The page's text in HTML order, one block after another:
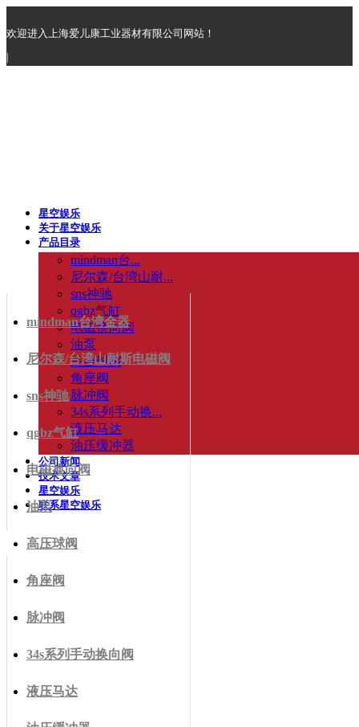
欢迎进入上海爱儿康工业器材有限公司网站！
|
星空娱乐
关于星空娱乐
产品目录
mindman台...
尼尔森/台湾山耐...
sns神驰
qgbz气缸
电磁换向阀
油泵
高压球阀
角座阀
脉冲阀
34s系列手动换...
液压马达
油压缓冲器
公司新闻
技术文章
星空娱乐
联系星空娱乐
mindman台湾金器
尼尔森/台湾山耐斯电磁阀
sns神驰
qgbz气缸
电磁换向阀
油泵
高压球阀
角座阀
脉冲阀
34s系列手动换向阀
液压马达